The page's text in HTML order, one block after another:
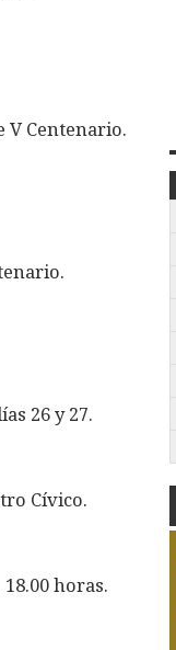
V Centenario.
26 y 27.
Cívico.
horas.